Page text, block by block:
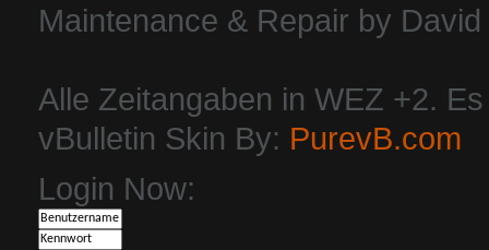
Maintenance & Repair by
Alle Zeitangaben in WEZ +2.
vBulletin Skin By: PurevB.com
Login Now: